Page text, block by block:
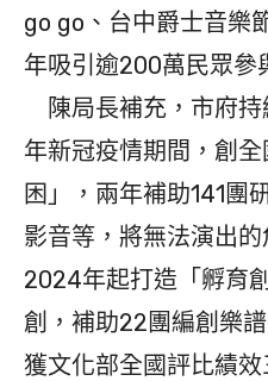
go go、台中爵士音樂
年吸引逾200萬民眾參
陳局長補充，市府
年新冠疫情期間，創
困」，兩年補助141團
影音等，將無法演出
2024年起打造「孵育
創，補助22團編創樂
獲文化部全國評比績